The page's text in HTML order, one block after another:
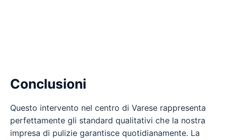
Conclusioni
Questo intervento nel centro di Varese rappresenta
perfettamente gli standard qualitativi che la nostra
impresa di pulizie garantisce quotidianamente. La